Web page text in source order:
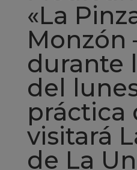
«La
durante
del
práctica
visitará
de La